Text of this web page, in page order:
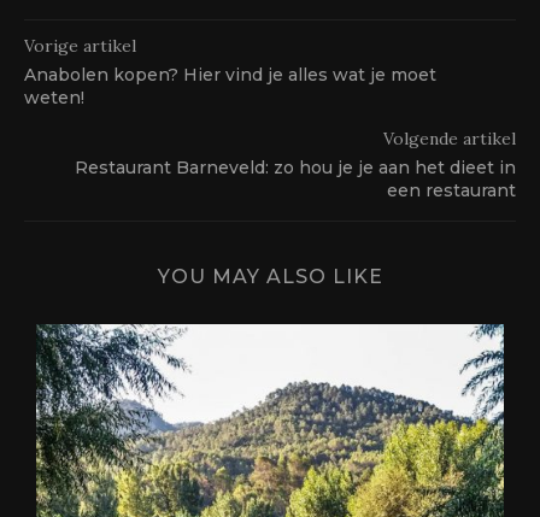
Vorige artikel
Anabolen kopen? Hier vind je alles wat je moet
weten!
Volgende artikel
Restaurant Barneveld: zo hou je je aan het dieet in
een restaurant
YOU MAY ALSO LIKE